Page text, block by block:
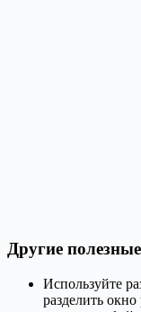
Другие
Используйте
разделить